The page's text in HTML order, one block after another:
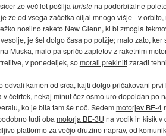
že več let pošilja turistena podorbitalne
že od vsega začetka ciljal mnogo višje - v orbito,
nosilno raketo New Glenn, ki bi zmogla
je šel dolgo časa po polžje; malo zato, ker
Muska, malo pa spričo zapletovz raketnim
v ponedeljek, somorali prekiniti zaradi
kamen od srca, kajti dolgo pričakovani
četrtek, nekaj minut čez osmo uro dopoldan po
ko je bila tam še noč. Sedemmotorjev BE-4
tudi oba motorja BE-3U na vodik in kisik v
platformo za večjo družino naprav, od